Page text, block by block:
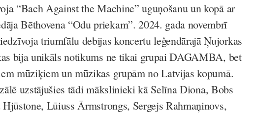
“Bach Against the Machine” uguņošanu un kopā ar
Bēthovena “Odu priekam”. 2024. gada novembrī
triumfālu debijas koncertu leģendārajā Ņujorkas
bija unikāls notikums ne tikai grupai DAGAMBA, bet
mūziķiem un mūzikas grupām no Latvijas kopumā.
uzstājušies tādi mākslinieki kā Selīna Diona, Bobs
Lūiuss Ārmstrongs, Sergejs Rahmaņinovs,